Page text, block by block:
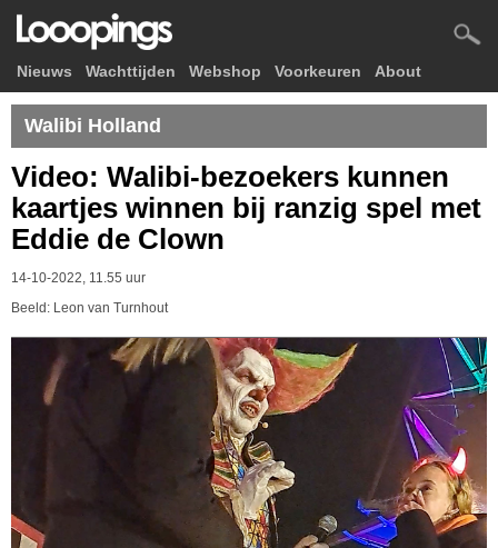
Nieuws Wachttijden Webshop Voorkeuren About
Walibi Holland
Video: Walibi-bezoekers kunnen
kaartjes winnen bij ranzig spel met
Eddie de Clown
14-10-2022, 11.55 uur
Beeld: Leon van Turnhout